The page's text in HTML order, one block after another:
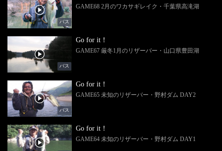
バス
GAME68 2月のワカサギレイク・千葉県高滝湖
バス
Go for it！
GAME67 厳冬1月のリザーバー・山口県豊田湖
バス
Go for it！
GAME65 未知のリザーバー・野村ダム DAY2
Go for it！
GAME64 未知のリザーバー・野村ダム DAY1